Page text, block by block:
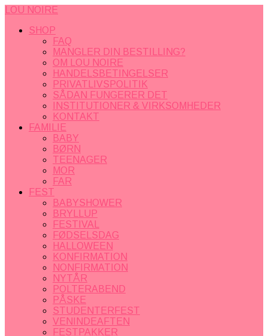
LOU NOIRE
SHOP
FAQ
MANGLER DIN BESTILLING?
OM LOU NOIRE
HANDELSBETINGELSER
PRIVATLIVSPOLITIK
SÅDAN FUNGERER DET
INSTITUTIONER & VIRKSOMHEDER
KONTAKT
FAMILIE
BABY
BØRN
TEENAGER
MOR
FAR
FEST
BABYSHOWER
BRYLLUP
FESTIVAL
FØDSELSDAG
HALLOWEEN
KONFIRMATION
NONFIRMATION
NYTÅR
POLTERABEND
PÅSKE
STUDENTERFEST
VENINDEAFTEN
FESTPAKKER